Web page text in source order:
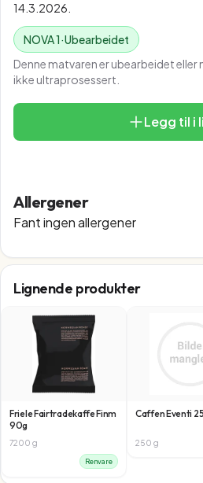
14.3.2026.
NOVA1·Ubearbeidet
Denne matvaren er ubearbeidet
ikke ultraprosessert.
Legg til i
Allergener
Fant ingen allergener
Lignende produkter
Friele Fairtradekaffe Finm
90g
7200 g
Renvare
Caffen Eventi
250 g